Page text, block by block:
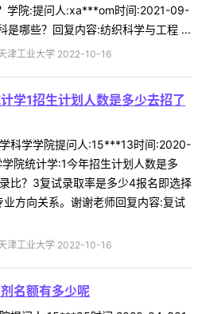
学院:提问人:xa***om时间:2021-09-
哪些？回复内容:纺织科学与工程 ...
津工业大学 2022-10-16
学1招生计划人数是多少去招了
科学学院提问人:15***13时间:2020-
院统计学:1今年招生计划人数是多
比？3复试录取率是多少4报名即选择
方向关系。谢谢老师回复内容:复试
津工业大学 2022-10-16
名额有多少呢